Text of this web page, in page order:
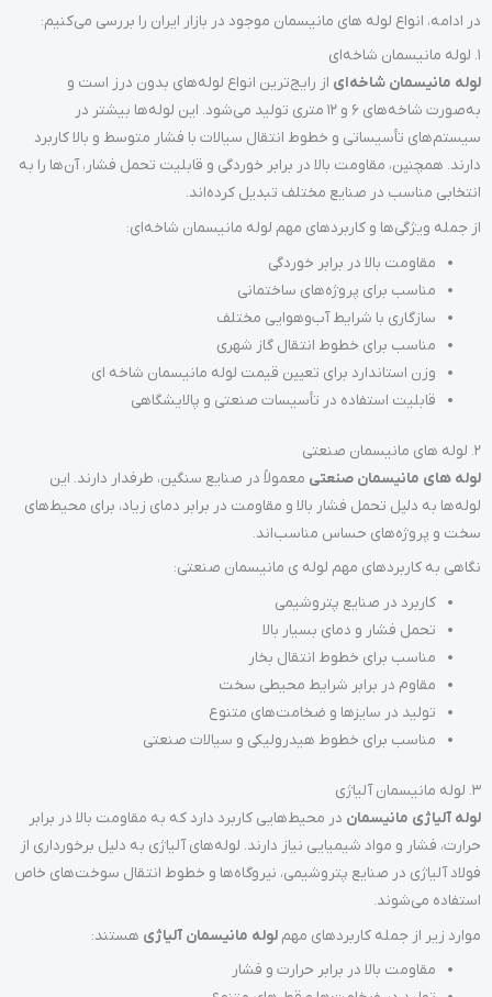
در ادامه، انواع لوله های مانیسمان موجود در بازار ایران را بررسی می‌کنیم:
1. لوله مانیسمان شاخه‌ای
لوله مانیسمان شاخه‌ای از رایج‌ترین انواع لوله‌های بدون درز است و
به‌صورت شاخه‌های ۶ و ۱۲ متری تولید می‌شود. این لوله‌ها بیشتر در
سیستم‌های تأسیساتی و خطوط انتقال سیالات با فشار متوسط و بالا کاربرد
دارند. همچنین، مقاومت بالا در برابر خوردگی و قابلیت تحمل فشار، آن‌ها را به
انتخابی مناسب در صنایع مختلف تبدیل کرده‌اند.
از جمله ویژگی‌ها و کاربردهای مهم لوله مانیسمان شاخه‌ای:
مقاومت بالا در برابر خوردگی
مناسب برای پروژه‌های ساختمانی
سازگاری با شرایط آب‌وهوایی مختلف
مناسب برای خطوط انتقال گاز شهری
وزن استاندارد برای تعیین قیمت لوله مانیسمان شاخه ای
قابلیت استفاده در تأسیسات صنعتی و پالایشگاهی
2. لوله های مانیسمان صنعتی
لوله های مانیسمان صنعتی معمولاً در صنایع سنگین، طرفدار دارند. این
لوله‌ها به دلیل تحمل فشار بالا و مقاومت در برابر دمای زیاد، برای محیط‌های
سخت و پروژه‌های حساس مناسب‌اند.
نگاهی به کاربردهای مهم لوله ی مانیسمان صنعتی:
کاربرد در صنایع پتروشیمی
تحمل فشار و دمای بسیار بالا
مناسب برای خطوط انتقال بخار
مقاوم در برابر شرایط محیطی سخت
تولید در سایزها و ضخامت‌های متنوع
مناسب برای خطوط هیدرولیکی و سیالات صنعتی
3. لوله مانیسمان آلیاژی
لوله آلیاژی مانیسمان در محیط‌هایی کاربرد دارد که به مقاومت بالا در برابر
حرارت، فشار و مواد شیمیایی نیاز دارند. لوله‌های آلیاژی به دلیل برخورداری از
فولاد آلیاژی در صنایع پتروشیمی، نیروگاه‌ها و خطوط انتقال سوخت‌های خاص
استفاده می‌شوند.
موارد زیر از جمله کاربردهای مهم لوله مانیسمان آلیاژی هستند:
مقاومت بالا در برابر حرارت و فشار